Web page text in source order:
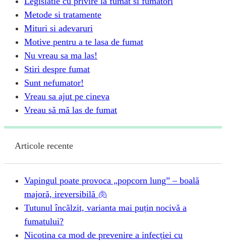
Metode si tratamente
Mituri si adevaruri
Motive pentru a te lasa de fumat
Nu vreau sa ma las!
Stiri despre fumat
Sunt nefumator!
Vreau sa ajut pe cineva
Vreau să mă las de fumat
Articole recente
Vapingul poate provoca „popcorn lung” – boală
majoră, ireversibilă 🫁
Tutunul încălzit, varianta mai puțin nocivă a
fumatului?
Nicotina ca mod de prevenire a infecției cu